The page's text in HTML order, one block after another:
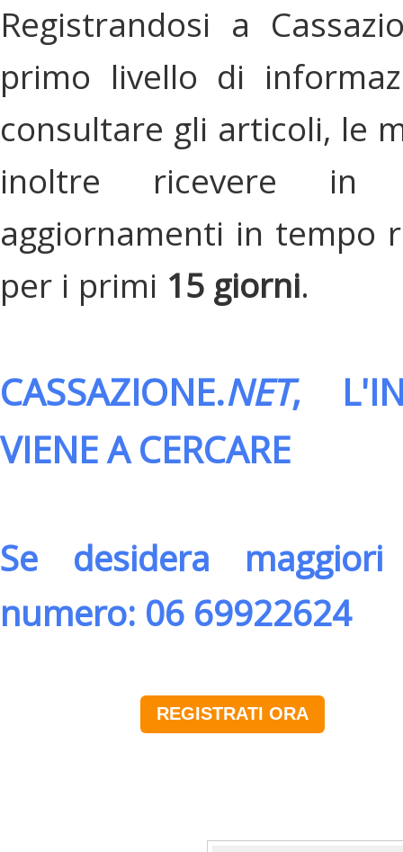
Registrandosi a
primo livello di
consultare gli articoli, le
inoltre ricevere in
aggiornamenti in tempo
per i primi 15 giorni.
CASSAZIONE.NET,
VIENE A CERCARE
Se desidera
numero: 06 69922624
REGISTRATI ORA